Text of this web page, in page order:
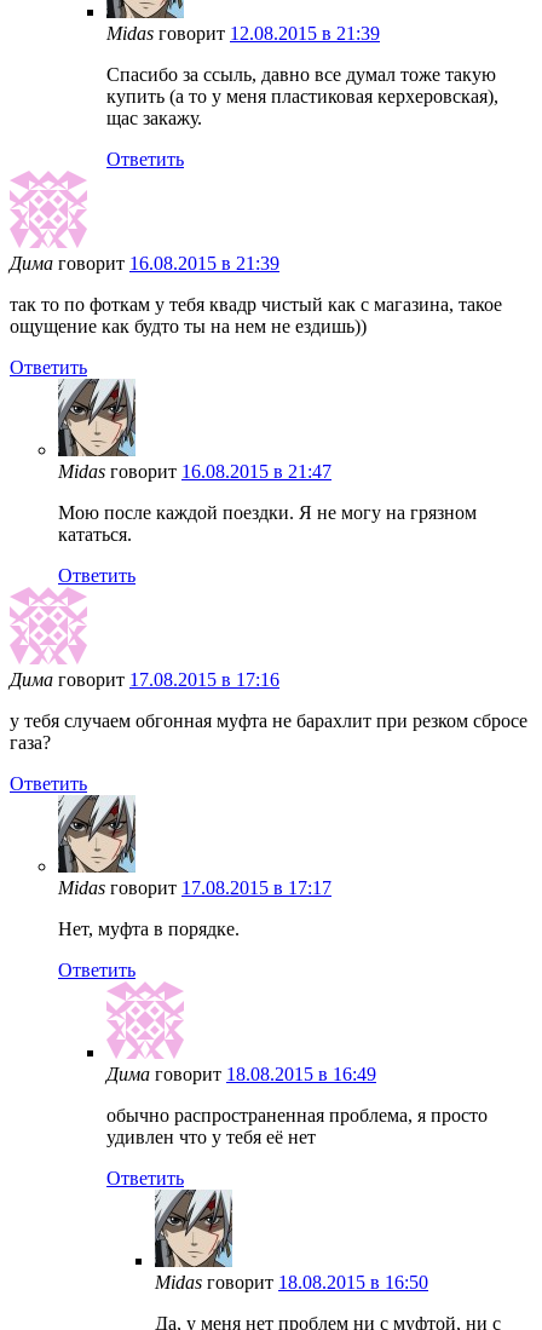
Midas говорит 12.08.2015 в 21:39
Спасибо за ссыль, давно все думал тоже такую
купить (а то у меня пластиковая керхеровская),
щас закажу.
Ответить
Дима говорит 16.08.2015 в 21:39
так то по фоткам у тебя квадр чистый как с магазина, такое
ощущение как будто ты на нем не ездишь))
Ответить
Midas говорит 16.08.2015 в 21:47
Мою после каждой поездки. Я не могу на грязном
кататься.
Ответить
Дима говорит 17.08.2015 в 17:16
у тебя случаем обгонная муфта не барахлит при резком сбросе
газа?
Ответить
Midas говорит 17.08.2015 в 17:17
Нет, муфта в порядке.
Ответить
Дима говорит 18.08.2015 в 16:49
обычно распространенная проблема, я просто
удивлен что у тебя её нет
Ответить
Midas говорит 18.08.2015 в 16:50
Да, у меня нет проблем ни с муфтой, ни с